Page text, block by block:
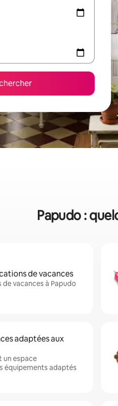
Papudo :
de vacances
de vacances à Papudo
adaptées aux
un espace
équipements adaptés